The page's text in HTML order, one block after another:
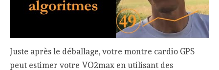
Juste après le déballage, votre montre cardio GPS
peut estimer votre VO2max en utilisant des